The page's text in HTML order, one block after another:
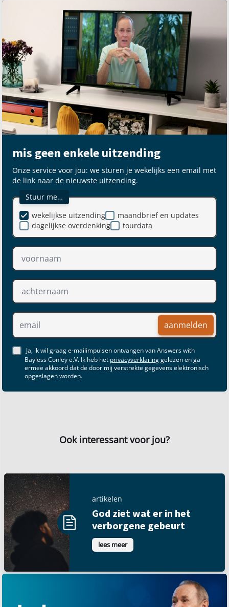
mis geen enkele uitzending
Onze service voor jou: we sturen je wekelijks een email met
de link naar de nieuwste uitzending.
Stuur me…
maandbrief en updates
dagelijkse overdenking
wekelijkse uitzending
tourdata
aanmelden
Ja, ik wil graag e-mailimpulsen ontvangen van Answers with
Bayless Conley e.V. Ik heb het privacyverklaringgelezen en ga
ermee akkoord dat de door mij verstrekte gegevens elektronisch
opgeslagen worden.
Ook interessant voor jou?
artikelen
God ziet wat er in het
verborgene gebeurt
lees meer